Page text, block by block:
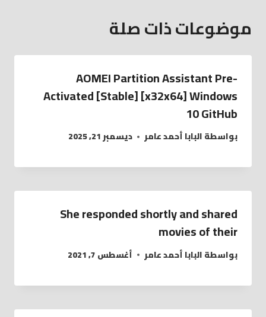
موضوعات ذات صلة
AOMEI Partition Assistant Pre-
Activated [Stable] [x32x64] Windows
10 GitHub
بواسطةالبابا أحمد عامر ديسمبر 21, 2025
She responded shortly and shared
movies of their
بواسطةالبابا أحمد عامر أغسطس 7, 2021